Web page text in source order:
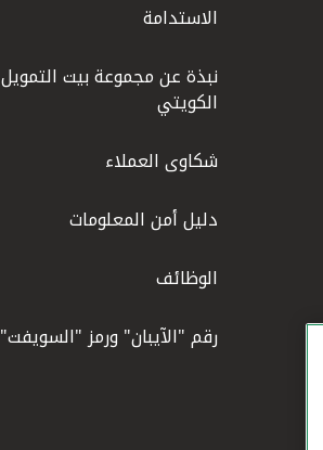
الاستدامة
نبذة عن مجموعة بيت التمويل
الكويتي
شكاوى العملاء
دليل أمن المعلومات
الوظائف
رقم "الآيبان" ورمز "السويفت"